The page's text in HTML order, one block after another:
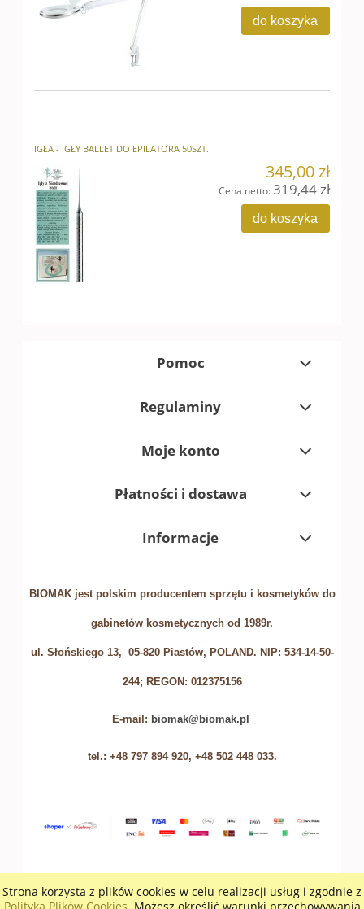
Strona korzysta z plików cookies w celu realizacji usług i zgodnie z
do koszyka
IGŁA - IGŁY BALLET DO EPILATORA 50SZT.
345,00 zł
Cena netto:319,44 zł
do koszyka
Pomoc
Regulaminy
Moje konto
Płatności i dostawa
Informacje
BIOMAK jest polskim producentem sprzętu i kosmetyków do
gabinetów kosmetycznych od 1989r.
ul. Słońskiego 13, 05-820 Piastów, POLAND. NIP: 534-14-50-
244; REGON: 012375156
E-mail: biomak@biomak.pl
tel.: +48 797 894 920, +48 502 448 033.